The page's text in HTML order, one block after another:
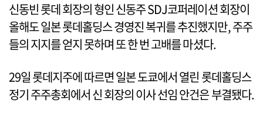
신동빈 롯데 회장의 형인 신동주 SDJ코퍼레이션 회장이
올해도 일본 롯데홀딩스 경영진 복귀를 추진했지만, 주주
들의 지지를 얻지 못하며 또 한 번 고배를 마셨다.
29일 롯데지주에 따르면 일본 도쿄에서 열린 롯데홀딩스
정기 주주총회에서 신 회장의 이사 선임 안건은 부결됐다.